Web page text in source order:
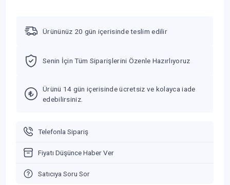
Ürününüz 20 gün içerisinde teslim edilir
Senin İçin Tüm Siparişlerini Özenle Hazırlıyoruz
Ürünü 14 gün içerisinde ücretsiz ve kolayca iade
edebilirsiniz.
Telefonla Sipariş
Fiyatı Düşünce Haber Ver
Satıcıya Soru Sor